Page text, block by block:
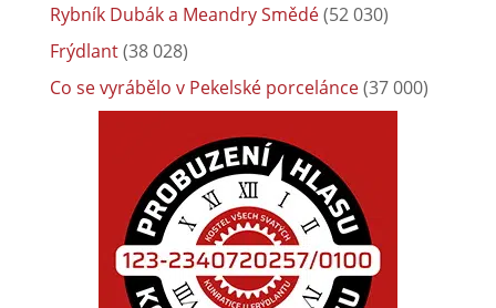
Rybník Dubák a Meandry Smědé(52 030)
Frýdlant(38 028)
Co se vyrábělo v Pekelské porcelánce(37 000)